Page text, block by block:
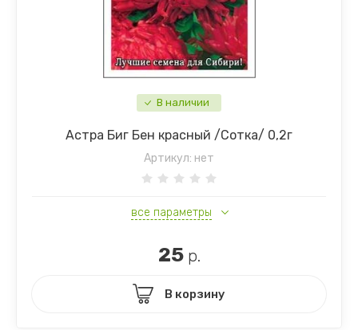
В наличии
Астра Биг Бен красный /Сотка/ 0,2г
Артикул: нет
все параметры
25р.
В корзину